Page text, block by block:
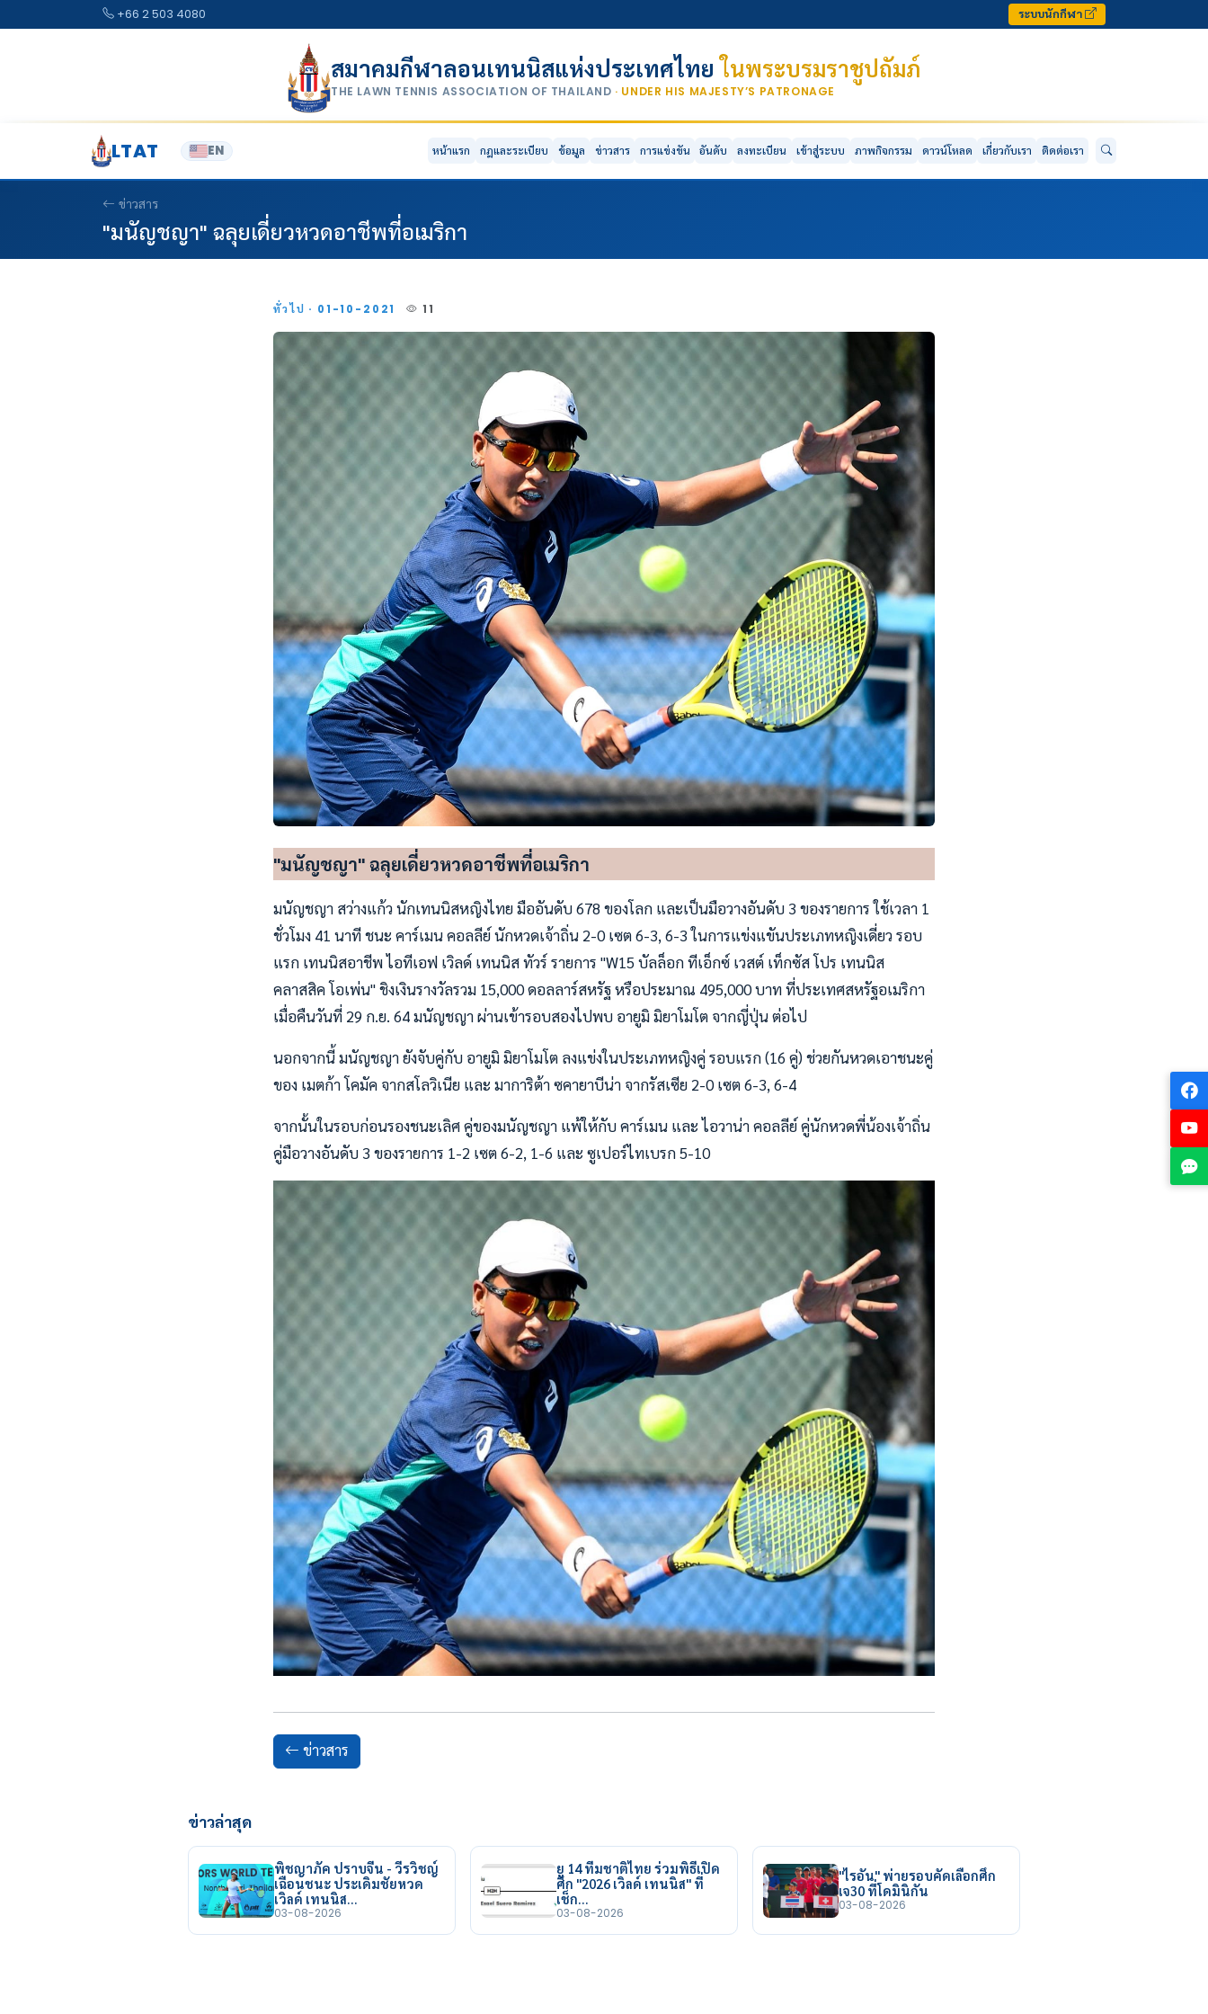
+66 2 503 4080 ระบบนักกีฬา
สมาคมกีฬาลอนเทนนิสแห่งประเทศไทยในพระบรมราชูปถัมภ์
THE LAWN TENNIS ASSOCIATION OF THAILAND · UNDER HIS MAJESTY’S PATRONAGE
LTAT EN หน้าแรก กฎและระเบียบ ข้อมูล ข่าวสาร การแข่งขัน อันดับ ลงทะเบียน เข้าสู่ระบบ ภาพกิจกรรม ดาวน์โหลด เกี่ยวกับเรา ติดต่อเรา
ข่าวสาร
"มนัญชญา" ฉลุยเดี่ยวหวดอาชีพที่อเมริกา
ทั่วไป · 01-10-2021 11
"มนัญชญา" ฉลุยเดี่ยวหวดอาชีพที่อเมริกา
มนัญชญา สว่างแก้ว นักเทนนิสหญิงไทย มืออันดับ 678 ของโลก และเป็นมือวางอันดับ 3 ของรายการ ใช้เวลา 1
ชั่วโมง 41 นาที ชนะ คาร์เมน คอลลีย์ นักหวดเจ้าถิ่น 2-0 เซต 6-3, 6-3 ในการแข่งแขันประเภทหญิงเดี่ยว รอบ
แรก เทนนิสอาชีพ ไอทีเอฟ เวิลด์ เทนนิส ทัวร์ รายการ "W15 บัลล็อก ทีเอ็กซ์ เวสต์ เท็กซัส โปร เทนนิส
คลาสสิค โอเพ่น" ชิงเงินรางวัลรวม 15,000 ดอลลาร์สหรัฐ หรือประมาณ 495,000 บาท ที่ประเทศสหรัฐอเมริกา
เมื่อคืนวันที่ 29 ก.ย. 64 มนัญชญา ผ่านเข้ารอบสองไปพบ อายูมิ มิยาโมโต จากญี่ปุ่น ต่อไป
นอกจากนี้ มนัญชญา ยังจับคู่กับ อายูมิ มิยาโมโต ลงแข่งในประเภทหญิงคู่ รอบแรก (16 คู่) ช่วยกันหวดเอาชนะคู่
ของ เมตก้า โคมัค จากสโลวิเนีย และ มาการิต้า ซคายาบีน่า จากรัสเซีย 2-0 เซต 6-3, 6-4
จากนั้นในรอบก่อนรองชนะเลิศ คู่ของมนัญชญา แพ้ให้กับ คาร์เมน และ ไอวาน่า คอลลีย์ คู่นักหวดพี่น้องเจ้าถิ่น
คู่มือวางอันดับ 3 ของรายการ 1-2 เซต 6-2, 1-6 และ ซูเปอร์ไทเบรก 5-10
ข่าวสาร
ข่าวล่าสุด
พิชญาภัค ปราบจีน - วีรวิชญ์
เฉือนชนะ ประเดิมชัยหวด
เวิลด์ เทนนิส…
03-08-2026
ยู 14 ทีมชาติไทย ร่วมพิธีเปิด
ศึก "2026 เวิลด์ เทนนิส" ที่
เช็ก…
03-08-2026
"ไรอัน" พ่ายรอบคัดเลือกศึก
เจ30 ที่โดมินิกัน
03-08-2026